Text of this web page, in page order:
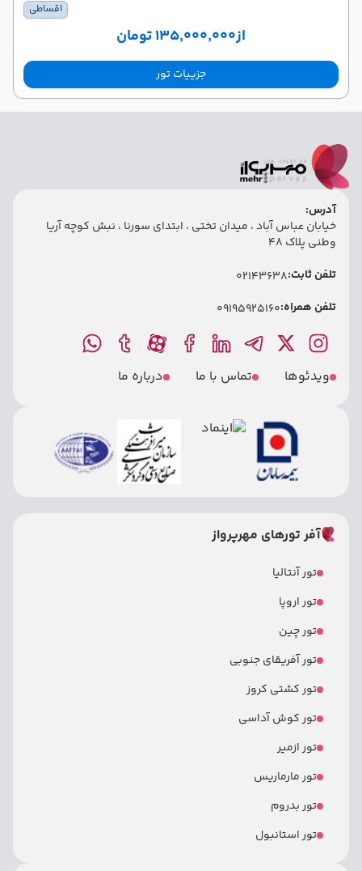
اقساطی
از۱۳۵٬۰۰۰٬۰۰۰ تومان
جزییات تور
آدرس:
خیابان عباس آباد ، میدان تختی ، ابتدای سورنا ، نبش کوچه آریا
وطنی پلاک 48
تلفن ثابت:02143638
تلفن همراه:09195925160
ویدئوها تماس با ما درباره ما
آفر تورهای مهرپرواز
تور آنتالیا
تور اروپا
تور چین
تور آفریقای جنوبی
تور کشتی کروز
تور کوش آداسی
تور ازمیر
تور مارماریس
تور بدروم
تور استانبول